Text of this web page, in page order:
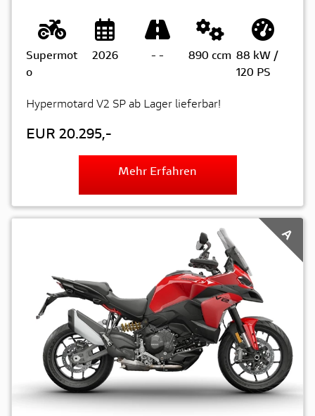
Supermot
o
2026 - - 890 ccm 88 kW /
120 PS
Hypermotard V2 SP ab Lager lieferbar!
EUR 20.295,-
Mehr Erfahren
A